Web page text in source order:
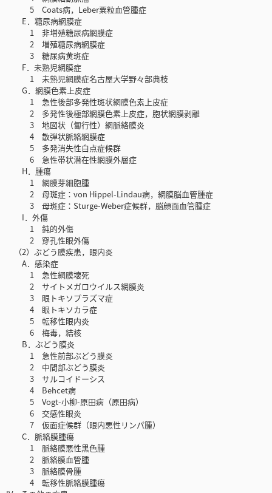
5 Coats病，Leber粟粒血管腫症
E．糖尿病網膜症
1 非増殖糖尿病網膜症
2 増殖糖尿病網膜症
3 糖尿病黄斑症
F．未熟児網膜症
1 未熟児網膜症名古屋大学野々部典枝
G．網膜色素上皮症
1 急性後部多発性斑状網膜色素上皮症
2 多発性後極部網膜色素上皮症，胞状網膜剥離
3 地図状（匐行性）網脈絡膜炎
4 散弾状脈絡網膜症
5 多発消失性白点症候群
6 急性帯状潜在性網膜外層症
H．腫瘍
1 網膜芽細胞腫
2 母斑症：von Hippel-Lindau病，網膜脳血管腫症
3 母斑症：Sturge-Weber症候群，脳顔面血管腫症
I．外傷
1 鈍的外傷
2 穿孔性眼外傷
（2）ぶどう膜疾患，眼内炎
A．感染症
1 急性網膜壊死
2 サイトメガロウイルス網膜炎
3 眼トキソプラズマ症
4 眼トキソカラ症
5 転移性眼内炎
6 梅毒，結核
B．ぶどう膜炎
1 急性前部ぶどう膜炎
2 中間部ぶどう膜炎
3 サルコイドーシス
4 Behcet病
5 Vogt-小柳-原田病（原田病）
6 交感性眼炎
7 仮面症候群（眼内悪性リンパ腫）
C．脈絡膜腫瘍
1 脈絡膜悪性黒色腫
2 脈絡膜血管腫
3 脈絡膜骨腫
4 転移性脈絡膜腫瘍